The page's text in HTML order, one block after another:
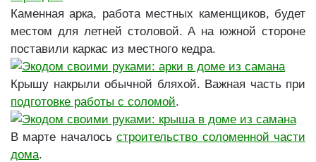
Каменная арка, работа местных каменщиков, будет
местом для летней столовой. А на южной стороне
поставили каркас из местного кедра.
Крышу накрыли обычной бляхой. Важная часть при
подготовке работы с соломой.
В марте началосьстроительство соломенной части
дома.